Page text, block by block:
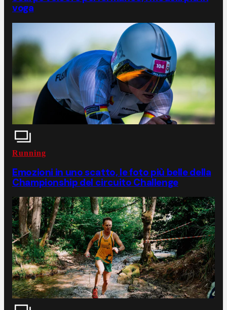
voga
Running
Emozioni in uno scatto, le foto più belle della
Championship del circuito Challenge